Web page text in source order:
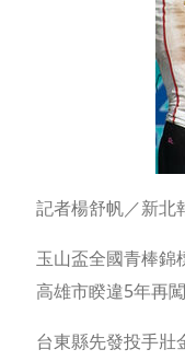
記者楊舒帆／新北
玉山盃全國青棒錦
高雄市睽違5年再
台東縣先發投手壯